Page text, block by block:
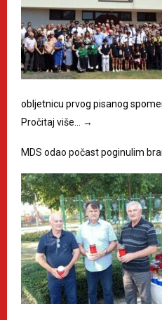
obljetnicu prvog pisanog
Pročitaj više…
→
MDS odao počast poginulim